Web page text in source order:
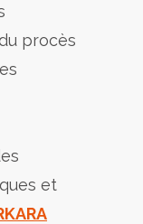
procès
et